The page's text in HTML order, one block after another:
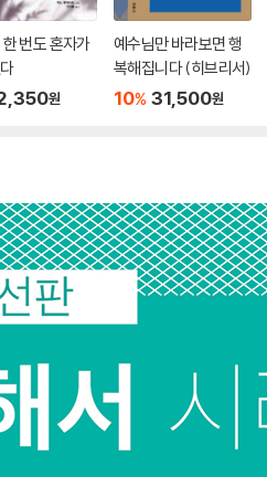
번도 혼자가
원
예수님만 바라보면 행
복해집니다 (히브리서)
10% 31,500원